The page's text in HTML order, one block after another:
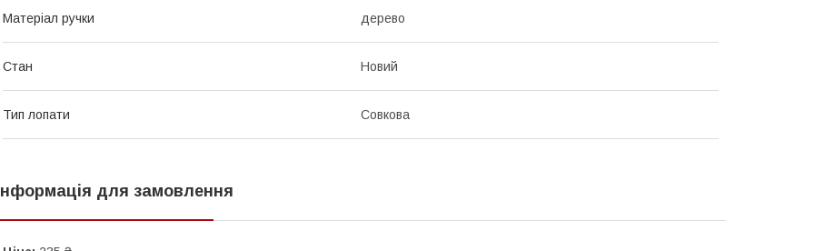
Матеріал ручки дерево
Стан Новий
Тип лопати Совкова
Інформація для замовлення